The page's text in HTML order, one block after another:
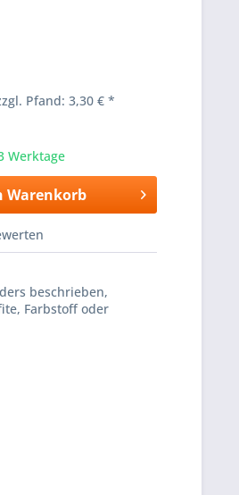
Pfand: 3,30 € *
Werktage
Warenkorb
beschrieben,
Farbstoff oder